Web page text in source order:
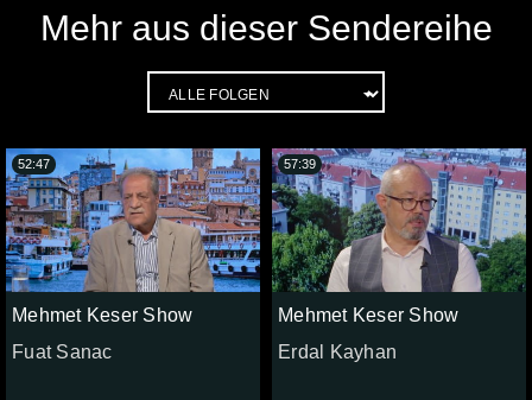
Mehr aus dieser Sendereihe
Mehmet Keser Show
Fuat Sanac
52:47
Mehmet Keser Show
Erdal Kayhan
57:39